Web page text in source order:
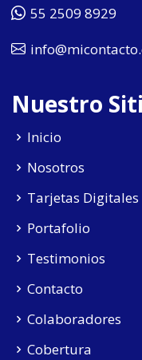
55 2509 8929
Nuestro
Inicio
Nosotros
Tarjetas Digitales
Portafolio
Testimonios
Contacto
Colaboradores
Cobertura